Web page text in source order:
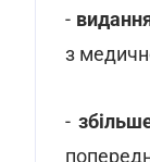
-
з
-